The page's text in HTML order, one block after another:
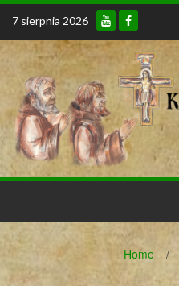
Skip
content
7 sierpnia 2026
Home /